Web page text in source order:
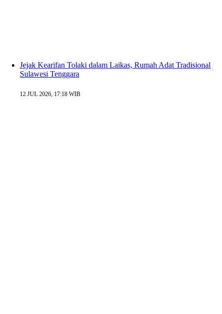
Jejak Kearifan Tolaki dalam Laikas, Rumah Adat Tradisional
Sulawesi Tenggara
12 JUL 2026, 17:18 WIB